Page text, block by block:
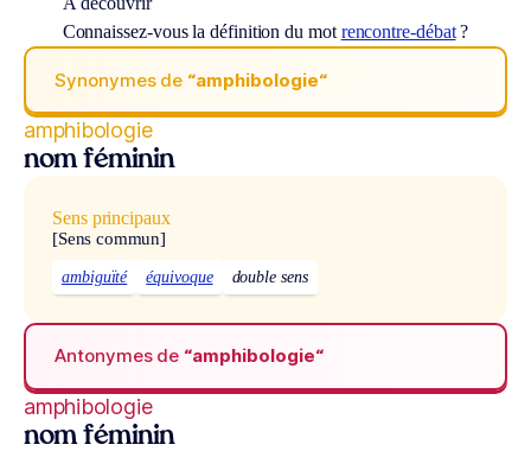
Connaissez-vous la définition du mot rencontre-débat?
Synonymes de “amphibologie“
amphibologie
nom féminin
Sens principaux
[Sens commun]
ambiguïté équivoque double sens
Antonymes de “amphibologie“
amphibologie
nom féminin